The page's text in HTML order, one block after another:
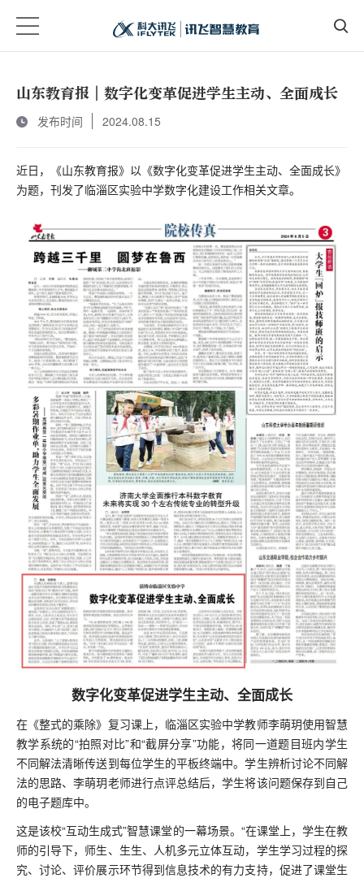
山东教育报｜数字化变革促进学生主动、全面成长
发布时间 2024.08.15
近日，《山东教育报》以《数字化变革促进学生主动、全面成长》
为题，刊发了临淄区实验中学数字化建设工作相关文章。
数字化变革促进学生主动、全面成长
在《整式的乘除》复习课上，临淄区实验中学教师李萌玥使用智慧
教学系统的“拍照对比”和“截屏分享”功能，将同一道题目班内学生
不同解法清晰传送到每位学生的平板终端中。学生辨析讨论不同解
法的思路、李萌玥老师进行点评总结后，学生将该问题保存到自己
的电子题库中。
这是该校“互动生成式”智慧课堂的一幕场景。“在课堂上，学生在教
师的引导下，师生、生生、人机多元立体互动，学生学习过程的探
究、讨论、评价展示环节得到信息技术的有力支持，促进了课堂生